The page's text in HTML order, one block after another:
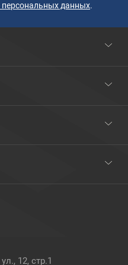
персональных данных.
12, стр.1